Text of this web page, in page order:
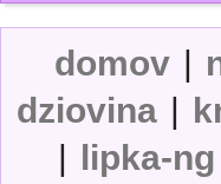
domov |
dziovina |
| lipka-ng